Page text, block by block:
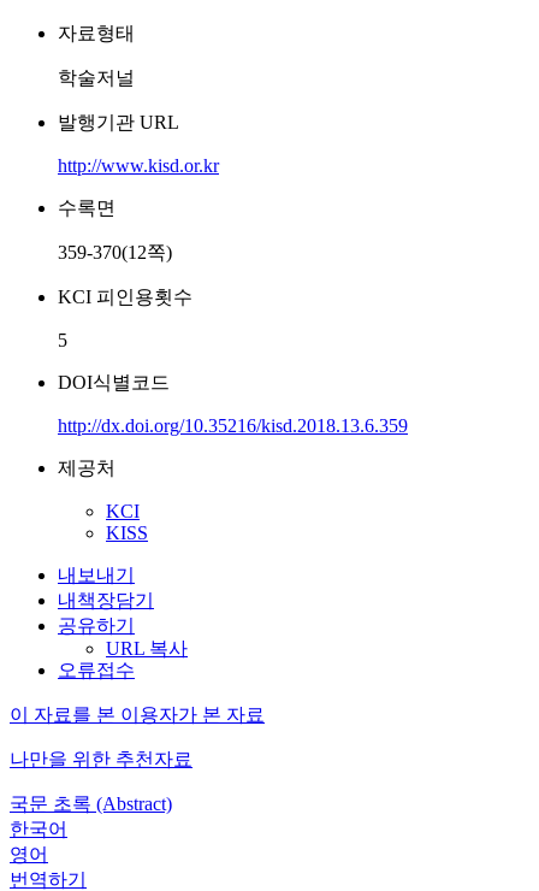
자료형태
학술저널
발행기관 URL
http://www.kisd.or.kr
수록면
359-370(12쪽)
KCI 피인용횟수
5
DOI식별코드
http://dx.doi.org/10.35216/kisd.2018.13.6.359
제공처
KCI
KISS
내보내기
내책장담기
공유하기
URL 복사
오류접수
이 자료를 본 이용자가 본 자료
나만을 위한 추천자료
국문 초록 (Abstract)
한국어
영어
번역하기